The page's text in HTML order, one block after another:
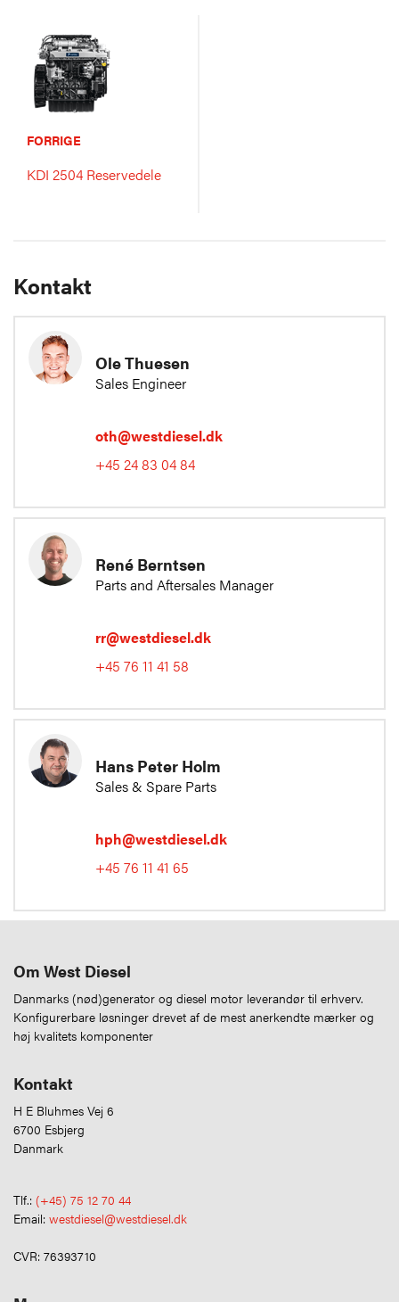
FORRIGE
KDI 2504 Reservedele
Kontakt
Ole Thuesen
Sales Engineer
oth@westdiesel.dk
+45 24 83 04 84
René Berntsen
Parts and Aftersales Manager
rr@westdiesel.dk
+45 76 11 41 58
Hans Peter Holm
Sales & Spare Parts
hph@westdiesel.dk
+45 76 11 41 65
Om West Diesel
Danmarks (nød)generator og diesel motor leverandør til erhverv.
Konfigurerbare løsninger drevet af de mest anerkendte mærker og
høj kvalitets komponenter
Kontakt
H E Bluhmes Vej 6
6700 Esbjerg
Danmark
Tlf.: (+45) 75 12 70 44
Email: westdiesel@westdiesel.dk
CVR: 76393710